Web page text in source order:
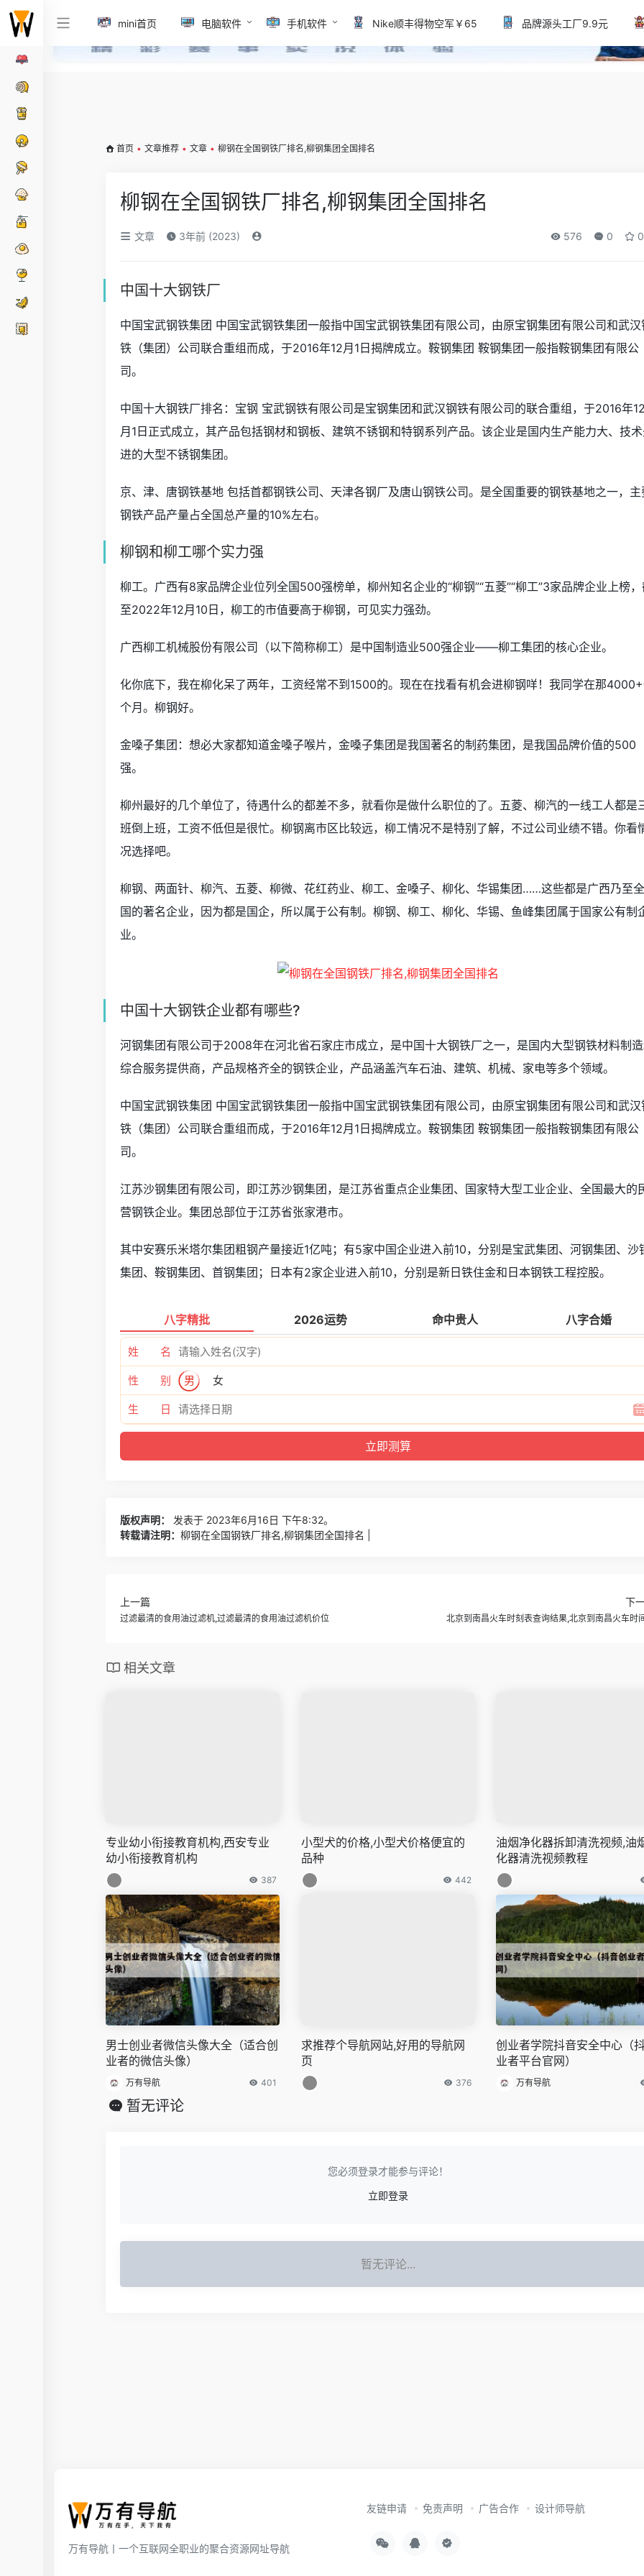
mini首页 电脑软件 手机软件 Nike顺丰得物空军￥65 品牌源头工厂9.9元
首页 • 文章推荐 • 文章 • 柳钢在全国钢铁厂排名,柳钢集团全国排名
柳钢在全国钢铁厂排名,柳钢集团全国排名
文章 3年前 (2023) 576 0 0
中国十大钢铁厂
中国宝武钢铁集团 中国宝武钢铁集团一般指中国宝武钢铁集团有限公司，由原宝钢集团有限公司和武汉
铁（集团）公司联合重组而成，于2016年12月1日揭牌成立。鞍钢集团 鞍钢集团一般指鞍钢集团有限公
司。
中国十大钢铁厂排名：宝钢 宝武钢铁有限公司是宝钢集团和武汉钢铁有限公司的联合重组，于2016年
月1日正式成立，其产品包括钢材和钢板、建筑不锈钢和特钢系列产品。该企业是国内生产能力大、技
进的大型不锈钢集团。
京、津、唐钢铁基地 包括首都钢铁公司、天津各钢厂及唐山钢铁公司。是全国重要的钢铁基地之一，主
钢铁产品产量占全国总产量的10%左右。
柳钢和柳工哪个实力强
柳工。广西有8家品牌企业位列全国500强榜单，柳州知名企业的“柳钢”“五菱”“柳工”3家品牌企业上榜
至2022年12月10日，柳工的市值要高于柳钢，可见实力强劲。
广西柳工机械股份有限公司（以下简称柳工）是中国制造业500强企业――柳工集团的核心企业。
化你底下，我在柳化呆了两年，工资经常不到1500的。现在在找看有机会进柳钢咩！我同学在那
个月。柳钢好。
金嗓子集团：想必大家都知道金嗓子喉片，金嗓子集团是我国著名的制药集团，是我国品牌价值的500
强。
柳州最好的几个单位了，待遇什么的都差不多，就看你是做什么职位的了。五菱、柳汽的一线工人都是
班倒上班，工资不低但是很忙。柳钢离市区比较远，柳工情况不是特别了解，不过公司业绩不错。你看
况选择吧。
柳钢、两面针、柳汽、五菱、柳微、花红药业、柳工、金嗓子、柳化、华锡集团……这些都是广西乃至全
国的著名企业，因为都是国企，所以属于公有制。柳钢、柳工、柳化、华锡、鱼峰集团属于国家公有制
业。
中国十大钢铁企业都有哪些?
河钢集团有限公司于2008年在河北省石家庄市成立，是中国十大钢铁厂之一，是国内大型钢铁材料制
综合服务提供商，产品规格齐全的钢铁企业，产品涵盖汽车石油、建筑、机械、家电等多个领域。
中国宝武钢铁集团 中国宝武钢铁集团一般指中国宝武钢铁集团有限公司，由原宝钢集团有限公司和武汉
铁（集团）公司联合重组而成，于2016年12月1日揭牌成立。鞍钢集团 鞍钢集团一般指鞍钢集团有限公
司。
江苏沙钢集团有限公司，即江苏沙钢集团，是江苏省重点企业集团、国家特大型工业企业、全国最大的
营钢铁企业。集团总部位于江苏省张家港市。
其中安赛乐米塔尔集团粗钢产量接近1亿吨；有5家中国企业进入前10，分别是宝武集团、河钢集团、沙
集团、鞍钢集团、首钢集团；日本有2家企业进入前10，分别是新日铁住金和日本钢铁工程控股。
八字精批 2026运势 命中贵人 八字合婚
姓 名
性 别 男 女
生 日
版权声明：
发表于 2023年6月16日 下午8:32。
转载请注明： 柳钢在全国钢铁厂排名,柳钢集团全国排名 |
上一篇
过滤最清的食用油过滤机,过滤最清的食用油过滤机价位
下
北京到南昌火车时刻表查询结果,北京到南昌火车时
相关文章
专业幼小衔接教育机构,西安专业
幼小衔接教育机构
387
小型犬的价格,小型犬价格便宜的
品种
442
油烟净化器拆卸清洗视频,油
化器清洗视频教程
男士创业者微信头像大全（适合创
业者的微信头像）
万有导航 401
求推荐个导航网站,好用的导航网
页
376
创业者学院抖音安全中心（
业者平台官网）
万有导航
暂无评论
您必须登录才能参与评论！
立即登录
暂无评论...
万有导航丨一个互联网全职业的聚合资源网址导航
友链申请 免责声明 广告合作 设计师导航